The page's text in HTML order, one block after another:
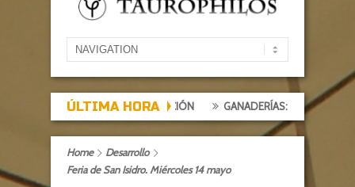
ÚLTIMA HORA
TARDE DE DECEPCIÓN GANADERÍAS: ALCURRUCÉN
Home
Desarrollo
Feria de San Isidro. Miércoles 14 mayo